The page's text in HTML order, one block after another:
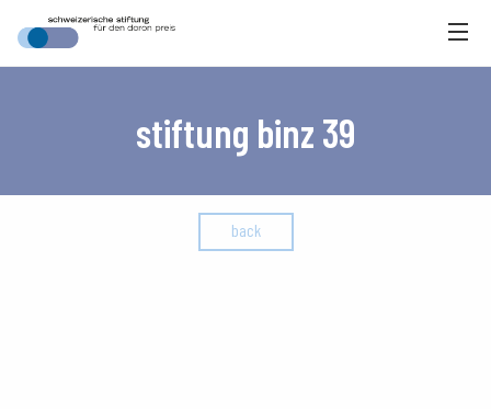
stiftung binz 39
back